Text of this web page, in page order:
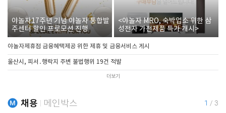
야놀자17주년 기념 야놀자 통합발
주센터 할인 프로모션 진행
<야놀자 MRO, 숙박업소 위한 삼
성전자 가전제품 특가 개시>
야놀자제휴점 금융혜택제공 위한 제휴 및 금융서비스 게시
울산시, 피서․행락지 주변 불법행위 19건 적발
더보기
채용 메인박스 1 / 3